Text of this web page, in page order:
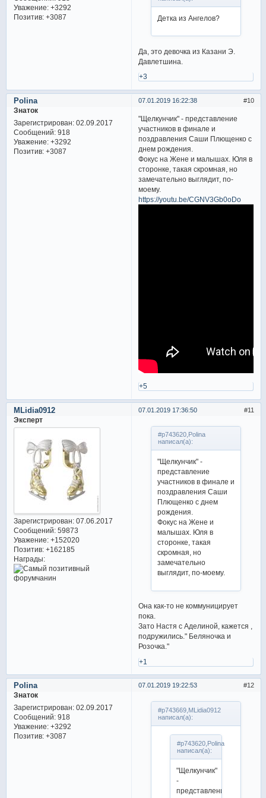
Уважение: +3292
Позитив: +3087 Детка из Ангелов?
Да, это девочка из Казани Э.
Давлетшина.
+3
10
07.01.2019 16:22:38
Polina
Знаток
Зарегистрирован: 02.09.2017
Сообщений:918
Уважение: +3292
Позитив: +3087
"Щелкунчик" - представление
участников в финале и
поздравления Саши Плющенко с
днем рождения.
Фокус на Жене и малышах. Юля в
сторонке, такая скромная, но
замечательно выглядит, по-
моему.
https://youtu.be/CGNV3Gb0oDo
+5
11
07.01.2019 17:36:50
MLidia0912
Эксперт
Зарегистрирован: 07.06.2017
Сообщений:59873
Уважение: +152020
Позитив: +162185
Награды:
#p743620,Polina
написал(а):
"Щелкунчик" -
представление
участников в финале и
поздравления Саши
Плющенко с днем
рождения.
Фокус на Жене и
малышах. Юля в
сторонке, такая
скромная, но
замечательно
выглядит, по-моему.
Она как-то не коммуницирует
пока.
Зато Настя с Аделиной, кажется ,
подружились." Беляночка и
Розочка."
+1
12
07.01.2019 19:22:53
Polina
Знаток
Зарегистрирован: 02.09.2017
Сообщений:918
Уважение: +3292
Позитив: +3087
#p743669,MLidia0912
написал(а):
#p743620,Polina
написал(а):
"Щелкунчик"
-
представление